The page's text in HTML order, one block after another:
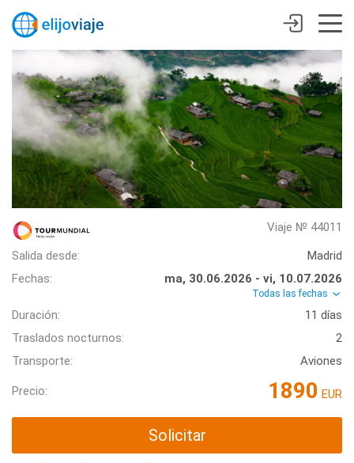
Viaje № 44011
Salida desde:
Madrid
Fechas:
ma, 30.06.2026 - vi, 10.07.2026
Todas las fechas
Duración:
11 días
Traslados nocturnos:
2
Transporte:
Aviones
Precio: 1890 EUR
Solicitar